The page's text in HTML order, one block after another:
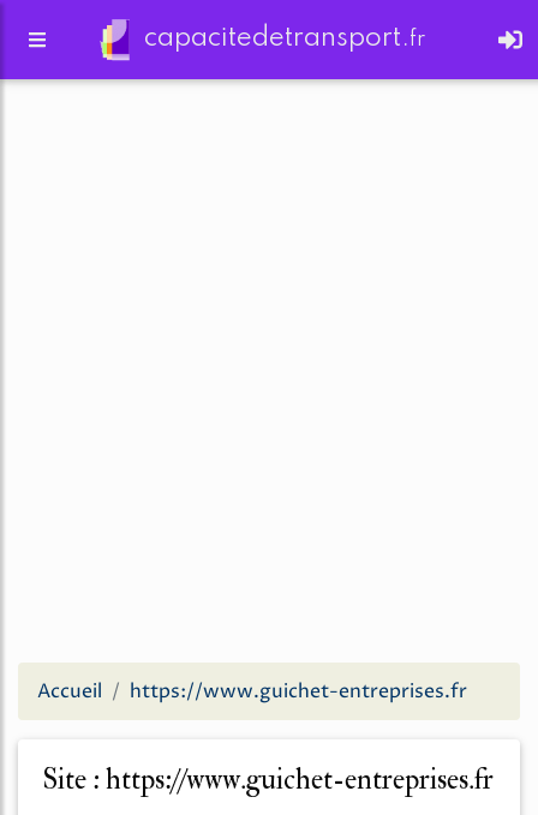
capacitedetransport.fr
Accueil https://www.guichet-entreprises.fr
Site : https://www.guichet-entreprises.fr